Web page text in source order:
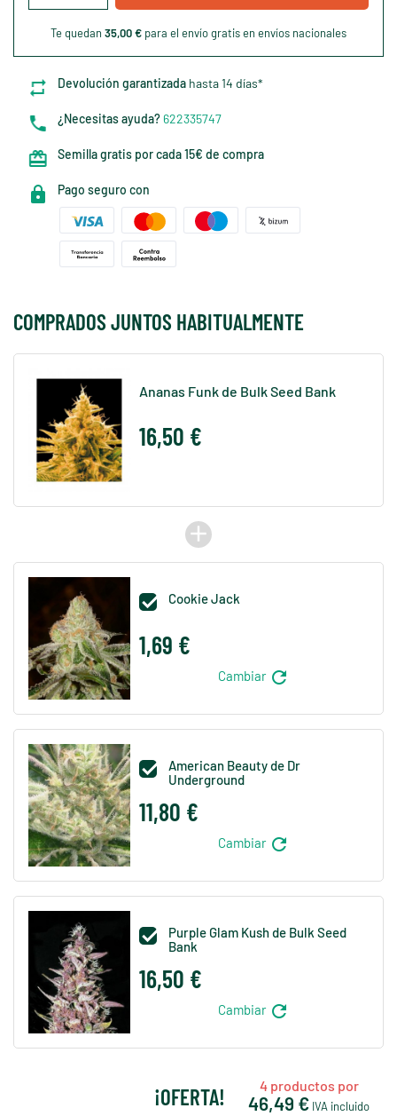
Te quedan 35,00 € para el envío gratis en envíos nacionales
Devolución garantizada hasta 14 días*
¿Necesitas ayuda?622335747
Semilla gratis por cada 15€ de compra
Pago seguro con
COMPRADOS JUNTOS HABITUALMENTE
Ananas Funk de Bulk Seed Bank
16,50 €
add
 Cookie Jack
1,69 €
Cambiar refresh

American Beauty de Dr
Underground
11,80 €
Cambiar refresh

Purple Glam Kush de Bulk Seed
Bank
16,50 €
Cambiar refresh
¡OFERTA! 4productos por
46,49 € IVA incluido